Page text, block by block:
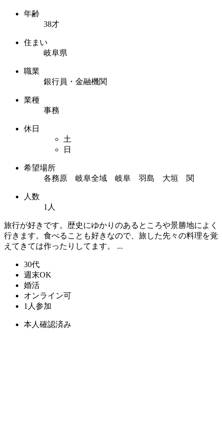
年齢
38才
住まい
岐阜県
職業
銀行員・金融機関
業種
事務
休日
土
日
希望場所
各務原 岐阜全域 岐阜 羽島 大垣 関
人数
1人
旅行が好きです。歴史にゆかりのあるところや景勝地によく
行きます。食べることも好きなので、旅した先々の料理を覚
えてきては作ったりしてます。 ...
30代
週末OK
婚活
オンライン可
1人参加
本人確認済み